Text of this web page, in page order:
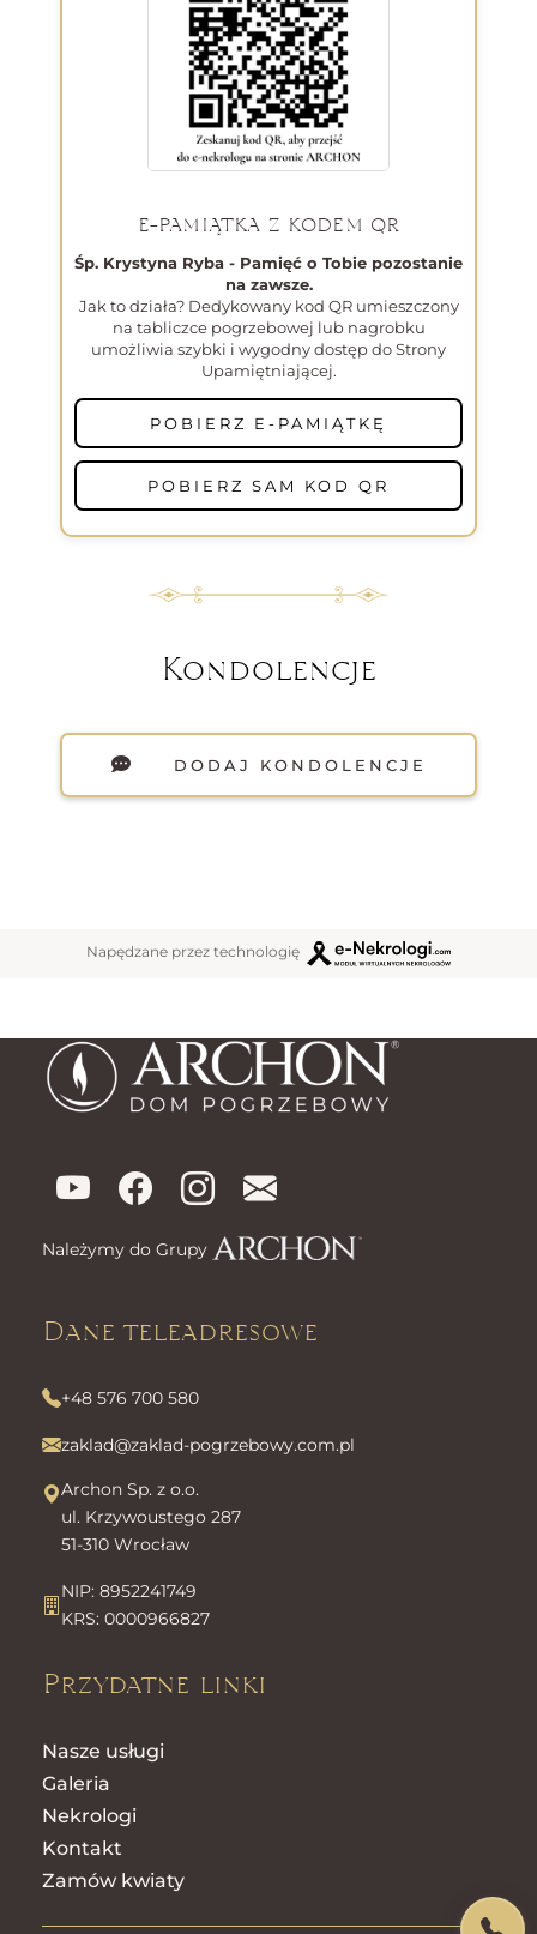
E-PAMIĄTKA Z KODEM QR
Śp. Krystyna Ryba - Pamięć o Tobie pozostanie
na zawsze.
Jak to działa? Dedykowany kod QR umieszczony
na tabliczce pogrzebowej lub nagrobku
umożliwia szybki i wygodny dostęp do Strony
Upamiętniającej.
POBIERZ E-PAMIĄTKĘ
POBIERZ SAM KOD QR
Kondolencje
DODAJ KONDOLENCJE
Napędzane przez technologię
Należymy do Grupy
Dane teleadresowe
+48 576 700 580
zaklad@zaklad-pogrzebowy.com.pl
Archon Sp. z o.o.
ul. Krzywoustego 287
51-310 Wrocław
NIP: 8952241749
KRS: 0000966827
Przydatne linki
Nasze usługi
Galeria
Nekrologi
Kontakt
Zamów kwiaty